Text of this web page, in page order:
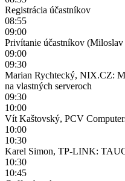
Registrácia účastníkov
08:55
09:00
Privítanie účastníkov
09:00
09:30
Marian Rychtecký, NIX.CZ:
na vlastných serveroch
09:30
10:00
Vít Kaštovský, PCV
10:00
10:30
Karel Simon, TP-LINK:
10:30
10:45